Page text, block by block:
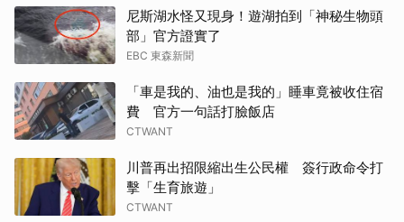
尼斯湖水怪又現身！遊湖拍到「神秘生物頭
部」官方證實了
EBC 東森新聞
「車是我的、油也是我的」睡車竟被收住宿
費 官方一句話打臉飯店
CTWANT
川普再出招限縮出生公民權 簽行政命令打
擊「生育旅遊」
CTWANT